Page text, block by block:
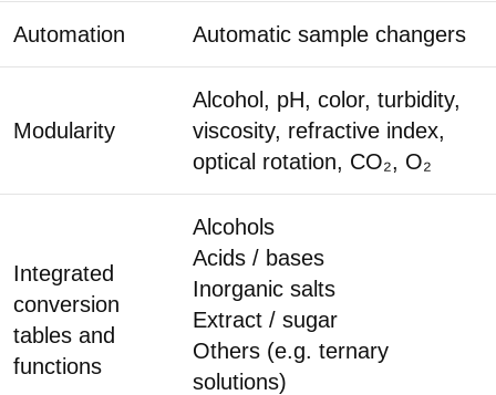
Automation Automatic sample changers
Modularity
Alcohol, pH, color, turbidity,
viscosity, refractive index,
optical rotation, CO₂, O₂
Integrated
conversion
tables and
functions
Alcohols
Acids / bases
Inorganic salts
Extract / sugar
Others (e.g. ternary
solutions)